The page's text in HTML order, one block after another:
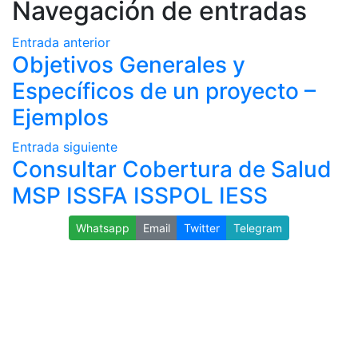
Navegación de entradas
Entrada anterior
Objetivos Generales y
Específicos de un proyecto –
Ejemplos
Entrada siguiente
Consultar Cobertura de Salud
MSP ISSFA ISSPOL IESS
Whatsapp Email Twitter Telegram